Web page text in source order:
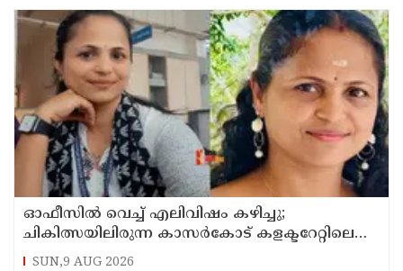
ഓഫീസില്‍ വെച്ച് എലിവിഷം കഴിച്ചു;
ചികിത്സയിലിരുന്ന കാസര്‍കോട് കളക്ടറേറ്റിലെ
സീനിയര്‍ ക്ലര്‍ക്ക് മരിച്ചു
SUN,9 AUG 2026